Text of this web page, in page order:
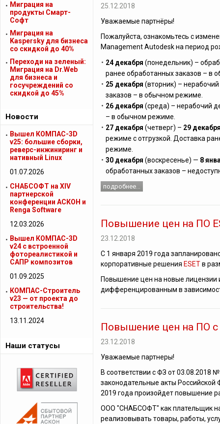
25.12.2018
Уважаемые партнёры!
Пожалуйста, ознакомьтесь с
Management Autodesk на период
24 декабря (понедельник) –
ранее обработанных заказов – в
25 декабря (вторник) –
заказов – в обычном режиме.
26 декабря (среда) – нерабочий
– в обычном режиме.
27 декабря (четверг) – 29
режиме с отгрузкой. Доставка
режиме.
30 декабря (воскресенье) — 8
обработанных заказов –
подробнее...
Повышение цен на ПО
23.12.2018
С 1 января 2019 года
корпоративные решения ESETв
Повышение цен на новые лицензии
дифференцированным в
Повышение цен на ПО
23.12.2018
Уважаемые партнеры!
В соответствии с ФЗ от 03.08.2018
законодательные акты Российской
2019 года произойдет повышение
ООО "СНАБСОФТ" как плательщик
реализовывать товары, работы,
Миграция на
продукты Смарт-
Софт
Миграция на
Kaspersky для бизнеса
cо скидкой до 40%
Переходи на зеленый:
Миграция на Dr.Web
для бизнеса и
госучреждений cо
скидкой до 45%
Новости
Вышел КОМПАС-3D
v25: большие сборки,
реверс-инжиниринг и
нативный Linux
01.07.2026
СНАБСОФТ на XIV
партнерской
конференции АСКОН и
Renga Software
12.03.2026
Вышел КОМПАС-3D
v24 с встроенной
фотореалистикой и
САПР композитов
01.09.2025
КОМПАС-Строитель
v23 — от проекта до
строительства!
13.11.2024
Наши статусы